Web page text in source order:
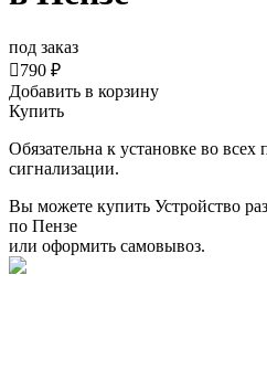
под заказ
790 ₽
Добавить в корзину
Купить
Обязательна к установке во
сигнализации.
Вы можете купить Устройство
по Пензе
или оформить самовывоз.